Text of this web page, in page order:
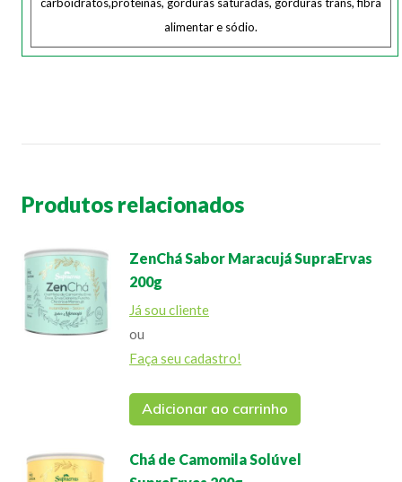
alimentar e sódio.
Produtos relacionados
ZenChá Sabor Maracujá SupraErvas
200g
Já sou cliente
ou
Faça seu cadastro!
Adicionar ao carrinho
Chá de Camomila Solúvel